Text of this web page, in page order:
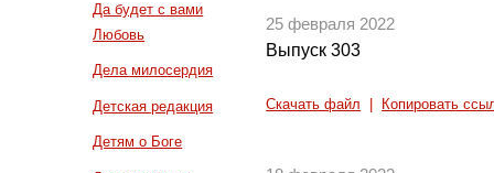
Да будет с вами
Любовь
Дела милосердия
Детская редакция
Детям о Боге
25 февраля 2022
Выпуск 303
Скачать файл Копировать